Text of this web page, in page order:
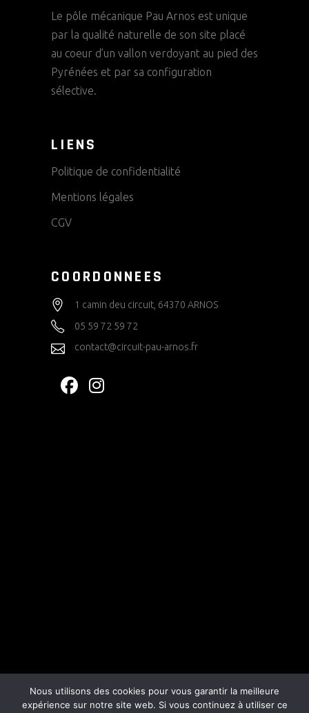
Le pôle mécanique Pau Arnos est unique
par la qualité naturelle de son site placé
au coeur d’un vallon verdoyant au pied des
Pyrénées et par sa configuration
sélective.
LIENS
Politique de confidentialité
Mentions légales
CGV
COORDONNEES
1 camin deu circuit, 64370 ARNOS
05 59 72 59 72
contact@circuit-pau-arnos.fr
Nous utilisons des cookies pour vous garantir la meilleure
expérience sur notre site web. Si vous continuez à utiliser ce